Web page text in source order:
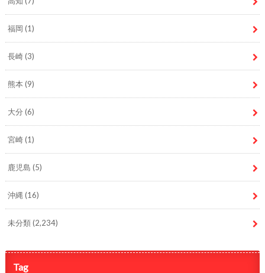
福岡 (1)
長崎(3)
熊本 (9)
大分 (6)
宮崎(1)
鹿児島 (5)
沖縄 (16)
未分類(2,234)
Tag